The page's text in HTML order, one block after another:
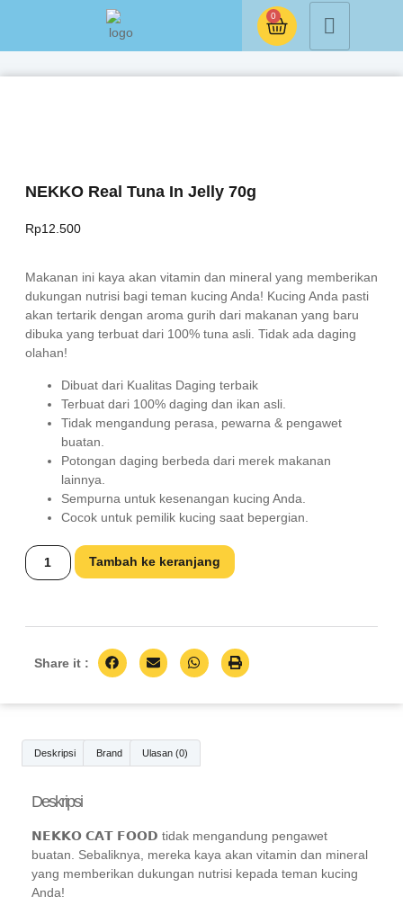
0
NEKKO Real Tuna In Jelly 70g
Rp12.500
Makanan ini kaya akan vitamin dan mineral yang memberikan
dukungan nutrisi bagi teman kucing Anda! Kucing Anda pasti
akan tertarik dengan aroma gurih dari makanan yang baru
dibuka yang terbuat dari 100% tuna asli. Tidak ada daging
olahan!
Dibuat dari Kualitas Daging terbaik
Terbuat dari 100% daging dan ikan asli.
Tidak mengandung perasa, pewarna & pengawet
buatan.
Potongan daging berbeda dari merek makanan
lainnya.
Sempurna untuk kesenangan kucing Anda.
Cocok untuk pemilik kucing saat bepergian.
Tambah ke keranjang
Share it :
Deskripsi Brand Ulasan (0)
Deskripsi
𝗡𝗘𝗞𝗞𝗢 𝗖𝗔𝗧 𝗙𝗢𝗢𝗗 tidak mengandung pengawet
buatan. Sebaliknya, mereka kaya akan vitamin dan mineral
yang memberikan dukungan nutrisi kepada teman kucing
Anda!